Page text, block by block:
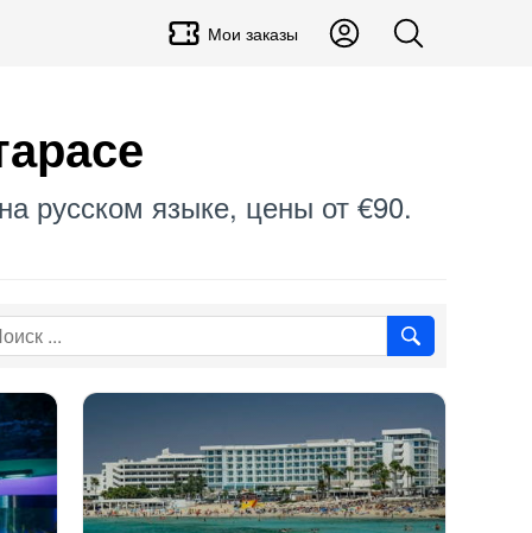
Мои заказы
русском языке, цены от €90.